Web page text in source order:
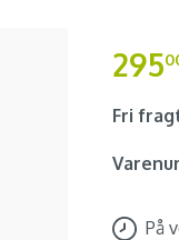
295
Fri
På